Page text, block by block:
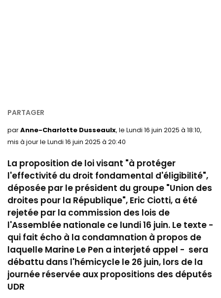
parAnne-Charlotte Dusseaulx, le Lundi 16 juin 2025 à 18:10,
mis à jour le Lundi 16 juin 2025 à 20:40
La proposition de loi visant "à protéger
l'effectivité du droit fondamental d'éligibilité",
déposée par le président du groupe "Union des
droites pour la République", Eric Ciotti, a été
rejetée par la commission des lois de
l'Assemblée nationale ce lundi 16 juin. Le texte -
qui fait écho à la condamnation à propos de
laquelle Marine Le Pen a interjeté appel - sera
débattu dans l'hémicycle le 26 juin, lors de la
journée réservée aux propositions des députés
UDR